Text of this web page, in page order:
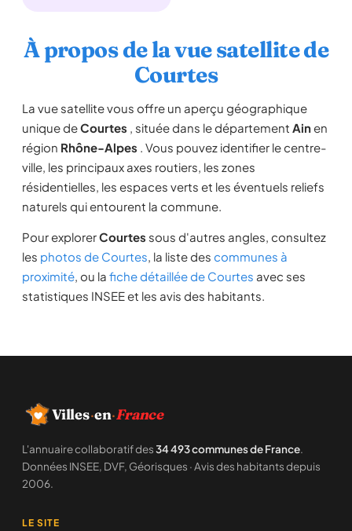
À propos de la vue satellite de
Courtes
La vue satellite vous offre un aperçu géographique
unique deCourtes , située dans le département Ainen
région Rhône-Alpes . Vous pouvez identifier le centre-
ville, les principaux axes routiers, les zones
résidentielles, les espaces verts et les éventuels reliefs
naturels qui entourent la commune.
Pour explorerCourtes sous d'autres angles, consultez
les photos de Courtes, la liste des communes à
proximité, ou la fiche détaillée de Courtes avec ses
statistiques INSEE et les avis des habitants.
Villes·en·France
L'annuaire collaboratif des34 493 communes de France.
Données INSEE, DVF, Géorisques · Avis des habitants depuis
2006.
LE SITE